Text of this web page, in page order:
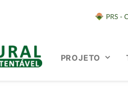
PROJETO